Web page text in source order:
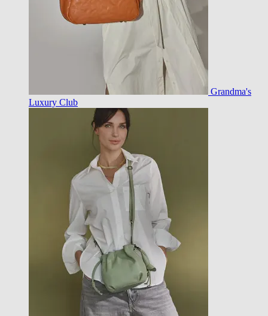
Grandma's
Luxury Club